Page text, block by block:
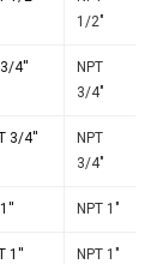
1/2"
3/4''
NPT
3/4"
3/4''
NPT
3/4"
NPT 1"
1'' NPT 1"